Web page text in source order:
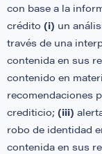
con base a la
crédito (i) un
través de una
contenida en sus
contenido en
recomendaciones
crediticio; (iii)
robo de identidad
contenida en sus